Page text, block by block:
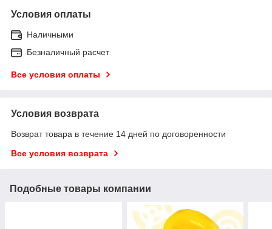
Условия оплаты
Наличными
Безналичный расчет
Все условия оплаты
Условия возврата
Возврат товара в течение 14 дней по договоренности
Все условия возврата
Подобные товары компании